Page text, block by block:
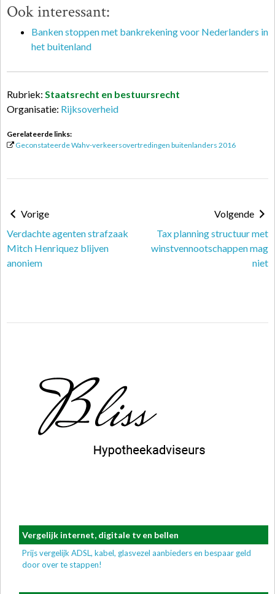
Ook interessant:
Banken stoppen met bankrekening voor Nederlanders in
het buitenland
Rubriek: Staatsrecht en bestuursrecht
Organisatie: Rijksoverheid
Gerelateerde links:
Geconstateerde Wahv-verkeersovertredingen buitenlanders 2016
Vorige
Verdachte agenten strafzaak
Mitch Henriquez blijven
anoniem
Volgende
Tax planning structuur met
winstvennootschappen mag
niet
Vergelijk internet, digitale tv en bellen
Prijs vergelijk ADSL, kabel, glasvezel aanbieders en bespaar geld
door over te stappen!